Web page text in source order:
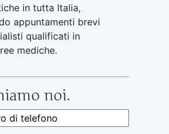
in tutta Italia,
appuntamenti brevi
qualificati in
mediche.
noi.